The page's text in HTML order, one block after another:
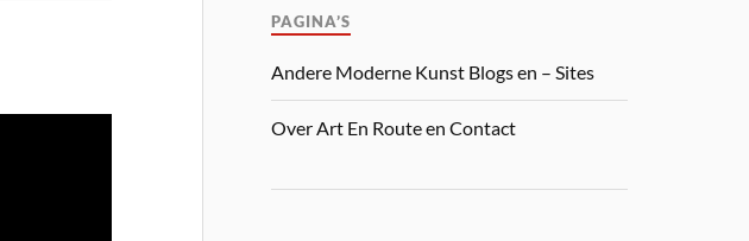
PAGINA’S
Andere Moderne Kunst Blogs en – Sites
Over Art En Route en Contact